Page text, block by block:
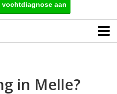
vochtdiagnose aan
in Melle?